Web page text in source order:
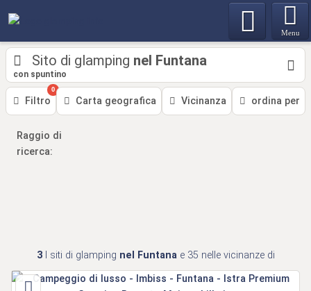
Menu
Sito di glamping nel Funtana
con spuntino
Filtro
0
Carta geografica Vicinanza ordina per
Raggio di
ricerca:
3I siti di glamping nel Funtanae 35 nelle vicinanze di